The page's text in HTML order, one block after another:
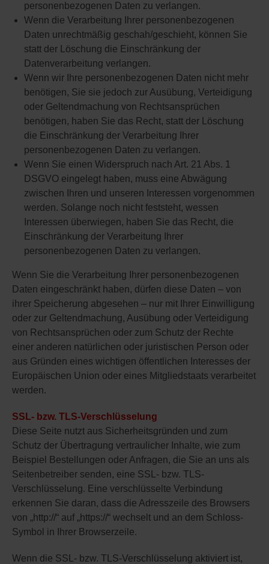
personenbezogenen Daten zu verlangen.
Wenn die Verarbeitung Ihrer personenbezogenen
Daten unrechtmäßig geschah/geschieht, können Sie
statt der Löschung die Einschränkung der
Datenverarbeitung verlangen.
Wenn wir Ihre personenbezogenen Daten nicht mehr
benötigen, Sie sie jedoch zur Ausübung, Verteidigung
oder Geltendmachung von Rechtsansprüchen
benötigen, haben Sie das Recht, statt der Löschung
die Einschränkung der Verarbeitung Ihrer
personenbezogenen Daten zu verlangen.
Wenn Sie einen Widerspruch nach Art. 21 Abs. 1
DSGVO eingelegt haben, muss eine Abwägung
zwischen Ihren und unseren Interessen vorgenommen
werden. Solange noch nicht feststeht, wessen
Interessen überwiegen, haben Sie das Recht, die
Einschränkung der Verarbeitung Ihrer
personenbezogenen Daten zu verlangen.
Wenn Sie die Verarbeitung Ihrer personenbezogenen
Daten eingeschränkt haben, dürfen diese Daten – von
ihrer Speicherung abgesehen – nur mit Ihrer Einwilligung
oder zur Geltendmachung, Ausübung oder Verteidigung
von Rechtsansprüchen oder zum Schutz der Rechte
einer anderen natürlichen oder juristischen Person oder
aus Gründen eines wichtigen öffentlichen Interesses der
Europäischen Union oder eines Mitgliedstaats verarbeitet
werden.
SSL- bzw. TLS-Verschlüsselung
Diese Seite nutzt aus Sicherheitsgründen und zum
Schutz der Übertragung vertraulicher Inhalte, wie zum
Beispiel Bestellungen oder Anfragen, die Sie an uns als
Seitenbetreiber senden, eine SSL- bzw. TLS-
Verschlüsselung. Eine verschlüsselte Verbindung
erkennen Sie daran, dass die Adresszeile des Browsers
von „http://“ auf „https://“ wechselt und an dem Schloss-
Symbol in Ihrer Browserzeile.
Wenn die SSL- bzw. TLS-Verschlüsselung aktiviert ist,